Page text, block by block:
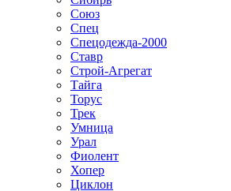
Союз
Спец
Спецодежда-2000
Ставр
Строй-Агрегат
Тайга
Торус
Трек
Умница
Урал
Фиолент
Хопер
Циклон